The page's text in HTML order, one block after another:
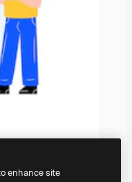
enhance site